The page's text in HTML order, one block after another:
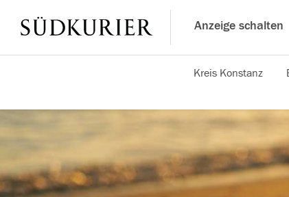
Anzeige schalten
Kreis Konstanz